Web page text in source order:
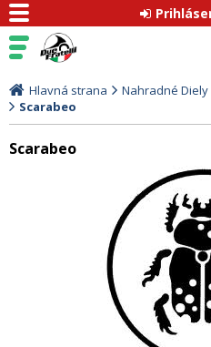
Hlavná strana
Nahradné Diely
Scarabeo
Scarabeo